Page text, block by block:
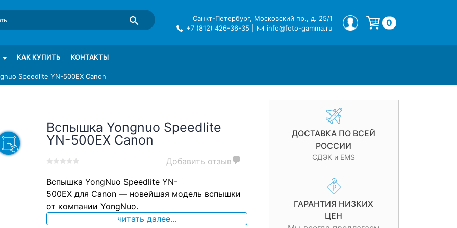
в СПб
Санкт-Петербург, Московский пр., д. 25/1
+7 (812) 426-36-35
info@foto-gamma.ru
МОЙ ПРОФИЛЬ 0
КАК КУПИТЬ КОНТАКТЫ
Speedlite YN-500EX Canon
ДОСТАВКА ПО ВСЕЙ
РОССИИ
СДЭК и EMS
ГАРАНТИЯ НИЗКИХ
ЦЕН
Вспышка Yongnuo Speedlite
YN-500EX Canon
out
based
on
Добавить отзыв
Вспышка YongNuo Speedlite YN-
500EX для Canon — новейшая модель вспышки
от компании YongNuo.
читать далее...